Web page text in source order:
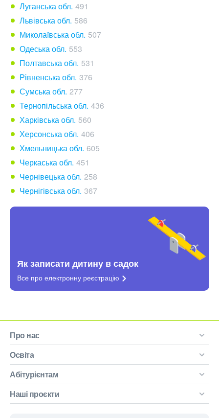
Луганська обл. 491
Львівська обл. 586
Миколаївська обл. 507
Одеська обл. 553
Полтавська обл. 531
Рівненська обл. 376
Сумська обл. 277
Тернопільська обл. 436
Харківська обл. 560
Херсонська обл. 406
Хмельницька обл. 605
Черкаська обл. 451
Чернівецька обл. 258
Чернігівська обл. 367
Як записати дитину в садок
Все про електронну реєстрацію
Про нас
Освіта
Абітурієнтам
Наші проєкти